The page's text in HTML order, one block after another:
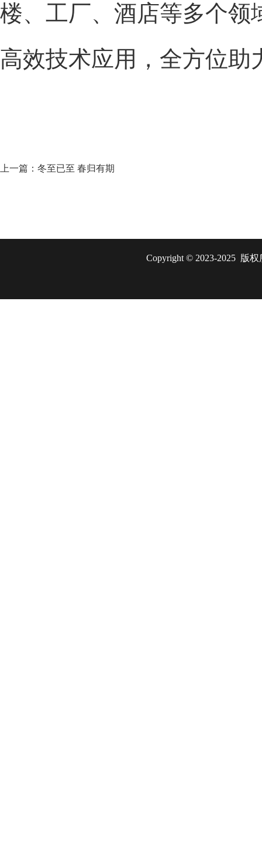
楼、工厂、酒店等多个领
高效技术应用，全方位助
上一篇： 冬至已至 春归有期
Copyright ©️ 2023-2025 版